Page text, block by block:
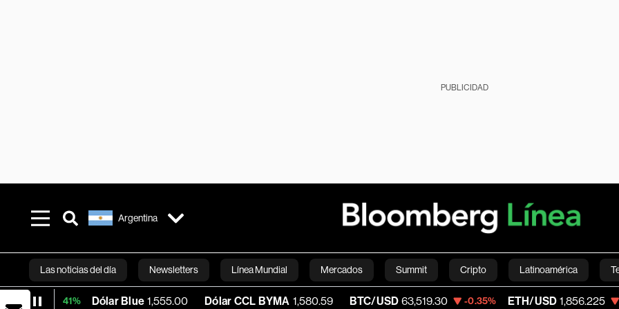
PUBLICIDAD
Argentina
Las noticias del día Newsletters Línea Mundial Mercados Summit Cripto Latinoamérica
Bloomberg Green Economía Estilo de vida Mundo Videos
Dólar Blue 1,555.00 Dólar CCL BYMA 1,580.59 BTC/USD 63,519.30 -0.35% ETH/USD 1,856.225 -0.60%